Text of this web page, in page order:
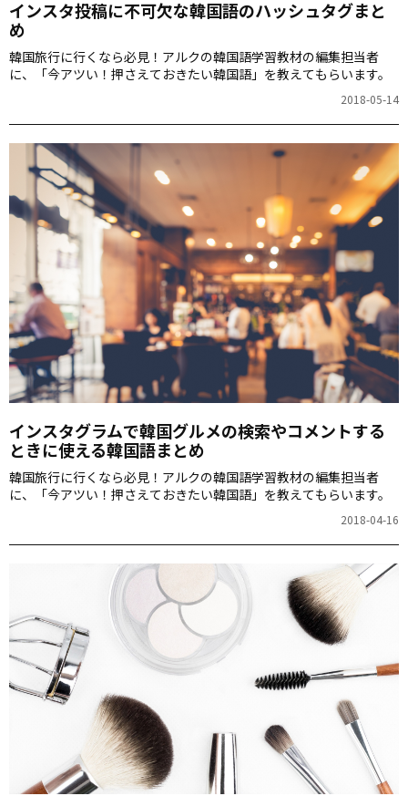
インスタ投稿に不可欠な韓国語のハッシュタグまと
め
韓国旅行に行くなら必見！アルクの韓国語学習教材の編集担当者
に、「今アツい！押さえておきたい韓国語」を教えてもらいます。
2018-05-14
インスタグラムで韓国グルメの検索やコメントする
ときに使える韓国語まとめ
韓国旅行に行くなら必見！アルクの韓国語学習教材の編集担当者
に、「今アツい！押さえておきたい韓国語」を教えてもらいます。
2018-04-16